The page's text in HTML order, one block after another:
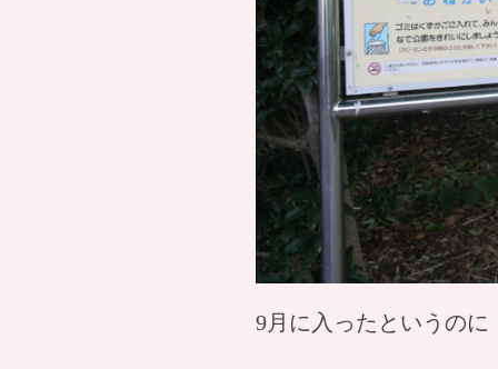
9月に入ったというのに